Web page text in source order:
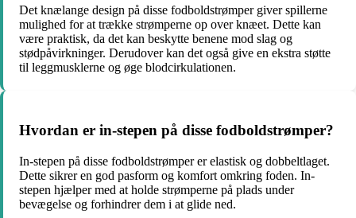
Det knælange design på disse fodboldstrømper giver spillerne
mulighed for at trække strømperne op over knæet. Dette kan
være praktisk, da det kan beskytte benene mod slag og
stødpåvirkninger. Derudover kan det også give en ekstra støtte
til leggmusklerne og øge blodcirkulationen.
Hvordan er in-stepen på disse fodboldstrømper?
In-stepen på disse fodboldstrømper er elastisk og dobbeltlaget.
Dette sikrer en god pasform og komfort omkring foden. In-
stepen hjælper med at holde strømperne på plads under
bevægelse og forhindrer dem i at glide ned.